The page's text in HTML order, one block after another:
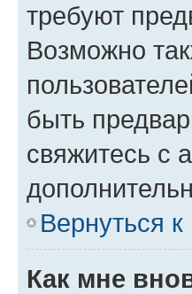
требуют
Возможно
быть
свяжитесь с
Вернуться к
Как мне